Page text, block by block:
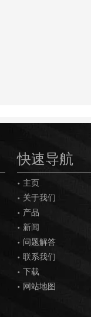
快速导航
主页
关于我们
产品
新闻
问题解答
联系我们
下载
网站地图